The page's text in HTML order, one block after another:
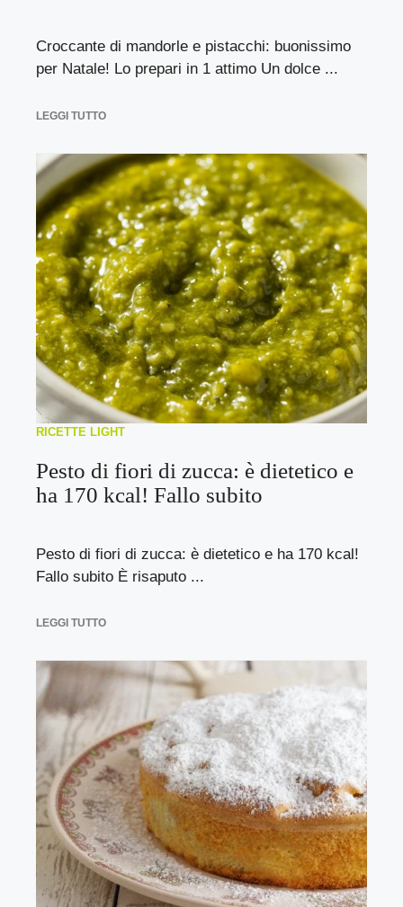
Croccante di mandorle e pistacchi: buonissimo
per Natale! Lo prepari in 1 attimo Un dolce ...
LEGGI TUTTO
RICETTE LIGHT
Pesto di fiori di zucca: è dietetico e
ha 170 kcal! Fallo subito
Pesto di fiori di zucca: è dietetico e ha 170 kcal!
Fallo subito È risaputo ...
LEGGI TUTTO